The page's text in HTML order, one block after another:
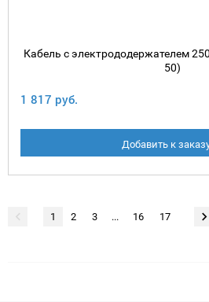
Кабель с электрододержателем
50)
1 817 руб.
Добавить к
1 2 3 ... 16 17